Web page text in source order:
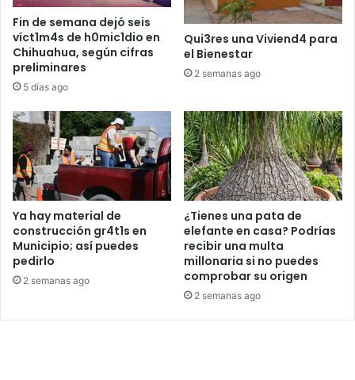
Fin de semana dejó seis
víct1m4s de h0mic1dio en
Chihuahua, según cifras
preliminares
5 días ago
Qui3res una Viviend4 para
el Bienestar
2 semanas ago
Ya hay material de
construcción gr4t1s en
Municipio; así puedes
pedirlo
2 semanas ago
¿Tienes una pata de
elefante en casa? Podrías
recibir una multa
millonaria si no puedes
comprobar su origen
2 semanas ago